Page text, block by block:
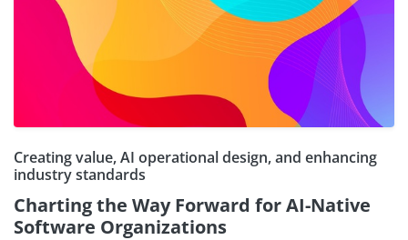
Creating value, AI operational design, and enhancing
industry standards
Charting the Way Forward for AI-Native
Software Organizations